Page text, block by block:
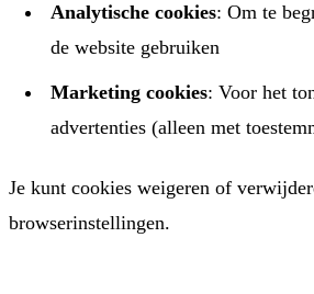
Analytische cookies: Om te
de website gebruiken
Marketing cookies: Voor het
advertenties (alleen met
Je kunt cookies weigeren of
browserinstellingen.